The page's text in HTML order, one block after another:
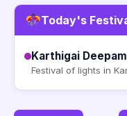
Today's
Karthigai Deepam
Festival of lights in